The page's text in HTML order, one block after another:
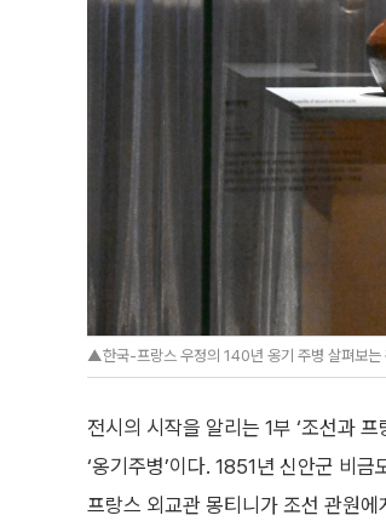
▲한국-프랑스 우정의 140년 옹기 주병 살펴보는
전시의 시작을 알리는 1부 ‘조선과
‘옹기주병’이다. 1851년 신안군 비
프랑스 외교관 몽티니가 조선 관원